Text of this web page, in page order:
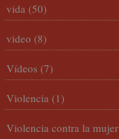
vida (50)
video (8)
Vídeos (7)
Violencia (1)
Violencia contra la mujer